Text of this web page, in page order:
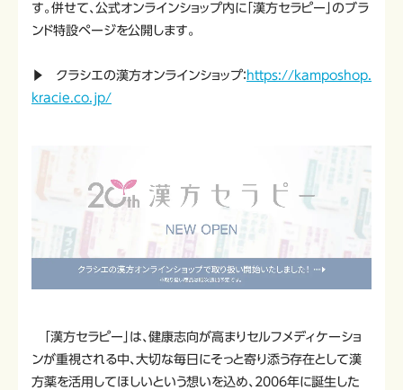
す。併せて、公式オンラインショップ内に「漢方セラピー」のブラ
ンド特設ページを公開します。
▶ クラシエの漢方オンラインショップ： https://kamposhop.
kracie.co.jp/
「漢方セラピー」は、健康志向が高まりセルフメディケーショ
ンが重視される中、大切な毎日にそっと寄り添う存在として漢
方薬を活用してほしいという想いを込め、2006年に誕生した